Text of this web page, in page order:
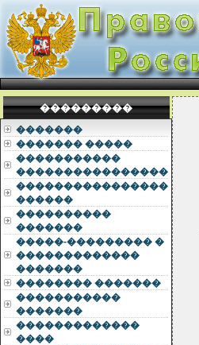
���������
�������
������� �����
�����������
����������������
����������������
������
����������
�������
�����-��������� �
�������������
�������
�������� �������
�����������
�������
�������������
����